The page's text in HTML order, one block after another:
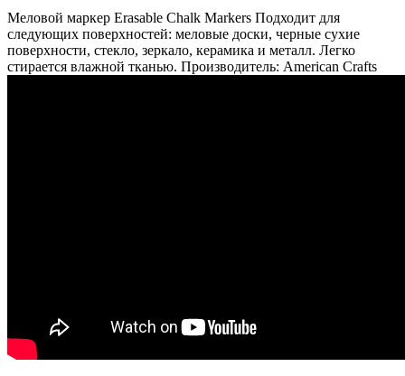
Меловой маркер Erasable Chalk Markers Подходит для
следующих поверхностей: меловые доски, черные сухие
поверхности, стекло, зеркало, керамика и металл. Легко
стирается влажной тканью. Производитель: American Crafts